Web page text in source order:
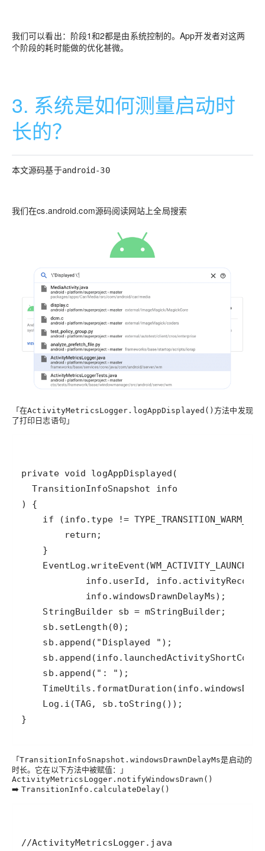
我们可以看出：阶段1和2都是由系统控制的。App开发者对这两
个阶段的耗时能做的优化甚微。
3. 系统是如何测量启动时
长的？
本文源码基于android-30
我们在cs.android.com源码阅读网站上全局搜索
「在ActivityMetricsLogger.logAppDisplayed()方法中发现
了打印日志语句」
}
「TransitionInfoSnapshot.windowsDrawnDelayMs是启动的
时长。它在以下方法中被赋值：」
ActivityMetricsLogger.notifyWindowsDrawn()
➡️TransitionInfo.calculateDelay()